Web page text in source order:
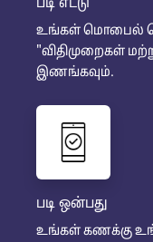
படி எட்டு
உங்கள் மொபைல்
"விதிமுறைகள்
இணங்கவும்.
படி ஒன்பது
உங்கள் கணக்கு